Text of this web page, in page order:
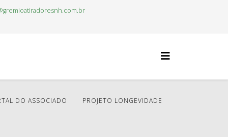
DO ASSOCIADO PROJETO LONGEVIDADE